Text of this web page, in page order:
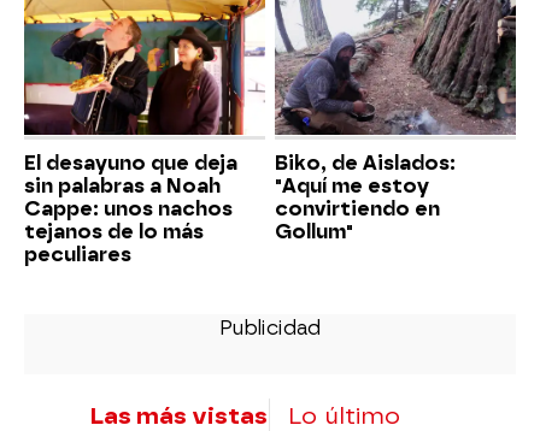
El desayuno que deja
sin palabras a Noah
Cappe: unos nachos
tejanos de lo más
peculiares
Biko, de Aislados:
"Aquí me estoy
convirtiendo en
Gollum"
Las más vistas Lo último